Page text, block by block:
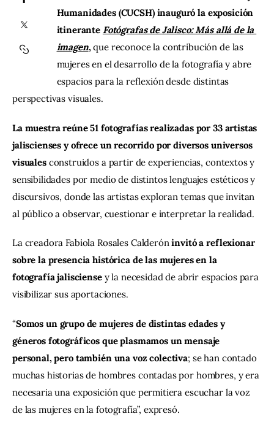
Contacto
Humanidades (CUCSH) inauguró la exposición
itinerante Fotógrafas de Jalisco: Más allá de la
imagen, que reconoce la contribución de las
mujeres en el desarrollo de la fotografía y abre
espacios para la reflexión desde distintas
perspectivas visuales.
La muestra reúne 51 fotografías realizadas por 33 artistas
jaliscienses y ofrece un recorrido por diversos universos
visuales construidos a partir de experiencias, contextos y
sensibilidades por medio de distintos lenguajes estéticos y
discursivos, donde las artistas exploran temas que invitan
al público a observar, cuestionar e interpretar la realidad.
La creadora Fabiola Rosales Calderón invitó a reflexionar
sobre la presencia histórica de las mujeres en la
fotografía jalisciense y la necesidad de abrir espacios para
visibilizar sus aportaciones.
“Somos un grupo de mujeres de distintas edades y
géneros fotográficos que plasmamos un mensaje
personal, pero también una voz colectiva; se han contado
muchas historias de hombres contadas por hombres, y era
necesaria una exposición que permitiera escuchar la voz
de las mujeres en la fotografía”, expresó.